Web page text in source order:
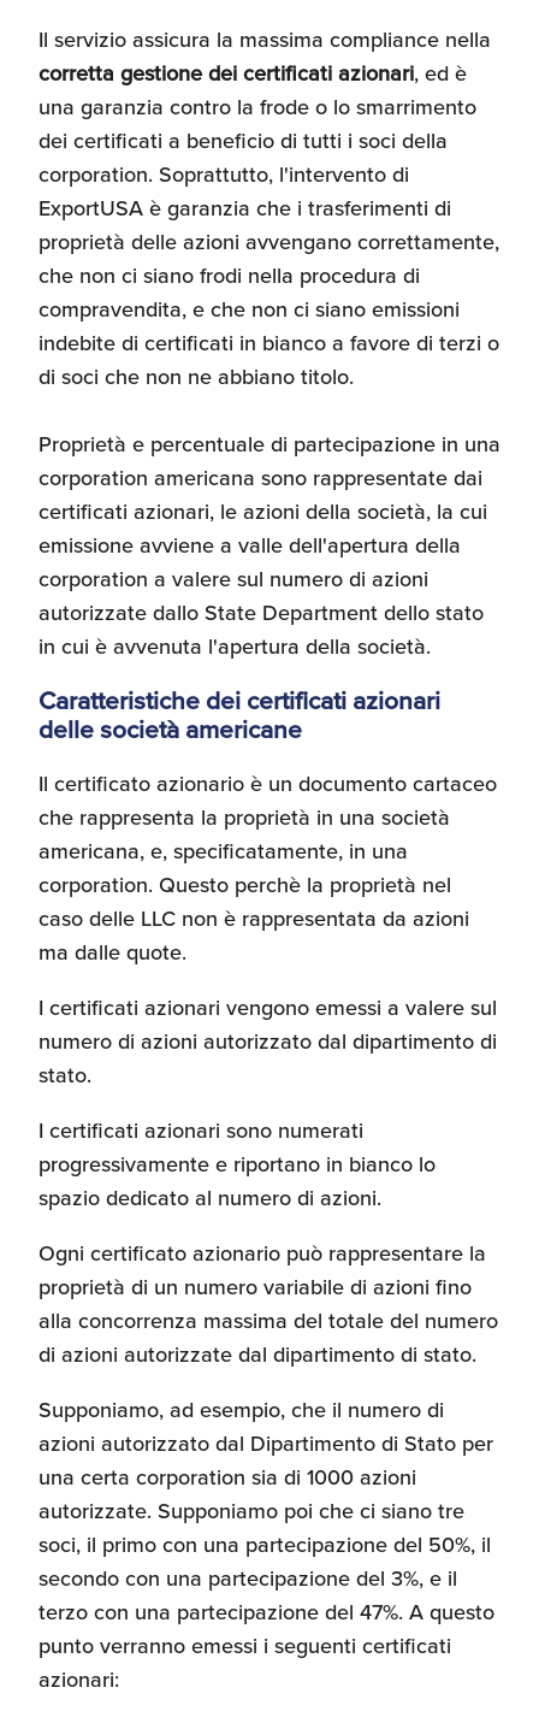
Media
aziende italiane
assistite da ExportUSA
Comunicazione
Internazionalizzazione
e Accesso al Mercato
Apertura Ristoranti
negli Stati Uniti
Assicurazioni, Permessi
e Licenze
Ricerca Personale e
Umane
Il servizio assicura la massima compliance nella
corretta gestione dei certificati azionari, ed è
una garanzia contro la frode o lo smarrimento
dei certificati a beneficio di tutti i soci della
corporation. Soprattutto, l'intervento di
ExportUSA è garanzia che i trasferimenti di
proprietà delle azioni avvengano correttamente,
che non ci siano frodi nella procedura di
compravendita, e che non ci siano emissioni
indebite di certificati in bianco a favore di terzi o
di soci che non ne abbiano titolo.
Proprietà e percentuale di partecipazione in una
corporation americana sono rappresentate dai
certificati azionari, le azioni della società, la cui
emissione avviene a valle dell'apertura della
corporation a valere sul numero di azioni
autorizzate dallo State Department dello stato
in cui è avvenuta l'apertura della società.
Caratteristiche dei certificati azionari
delle società americane
Il certificato azionario è un documento cartaceo
che rappresenta la proprietà in una società
americana, e, specificatamente, in una
corporation. Questo perchè la proprietà nel
caso delle LLC non è rappresentata da azioni
ma dalle quote.
I certificati azionari vengono emessi a valere sul
numero di azioni autorizzato dal dipartimento di
stato.
I certificati azionari sono numerati
progressivamente e riportano in bianco lo
spazio dedicato al numero di azioni.
Ogni certificato azionario può rappresentare la
proprietà di un numero variabile di azioni fino
alla concorrenza massima del totale del numero
di azioni autorizzate dal dipartimento di stato.
Supponiamo, ad esempio, che il numero di
azioni autorizzato dal Dipartimento di Stato per
una certa corporation sia di 1000 azioni
autorizzate. Supponiamo poi che ci siano tre
soci, il primo con una partecipazione del 50%, il
secondo con una partecipazione del 3%, e il
terzo con una partecipazione del 47%. A questo
punto verranno emessi i seguenti certificati
azionari: